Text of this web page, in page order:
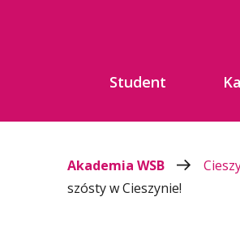
Student
Akademia WSB
szósty w Cieszynie!